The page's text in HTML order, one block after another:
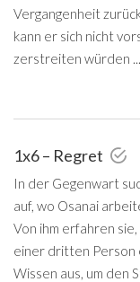
Vergangenheit
kann er sich nicht
zerstreiten würden ...
1x6 – Regret
In der Gegenwart
auf, wo Osanai
Von ihm erfahren
einer dritten Person
Wissen aus, um den